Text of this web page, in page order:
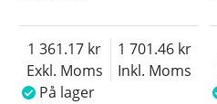
Exkl. Moms
1 361.17
Inkl. Moms
1 701.46
På lager